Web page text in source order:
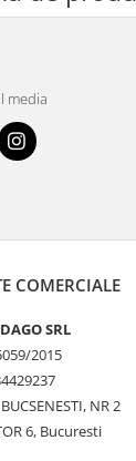
media
COMERCIALE
SRL
2015
NR 2
6, Bucuresti